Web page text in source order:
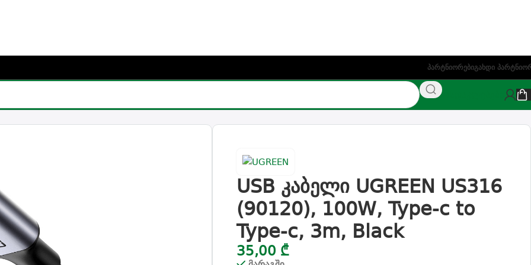
ᲞარტნიორებიᲒახდი
NASფასდაკლებები
(90120), 100W, Type-c to Type-c, 3m, Black
USB კაბელი UGREEN US316
(90120), 100W, Type-c to
Type-c, 3m, Black
35,00 ₾